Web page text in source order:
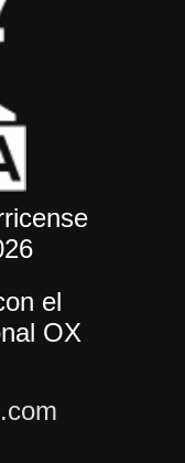
el
OX